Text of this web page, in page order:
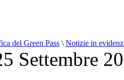
del Green Pass \ Notizie in
Settembre